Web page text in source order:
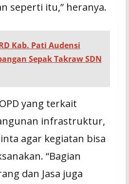
seperti itu,” heranya.
Kab. Pati Audensi
Sepak Takraw SDN
yang terkait
infrastruktur,
agar kegiatan bisa
“Bagian
dan Jasa juga